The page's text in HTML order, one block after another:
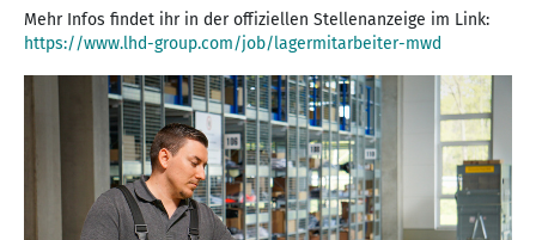
https://www.lhd-group.com/job/lagermitarbeiter-mwd